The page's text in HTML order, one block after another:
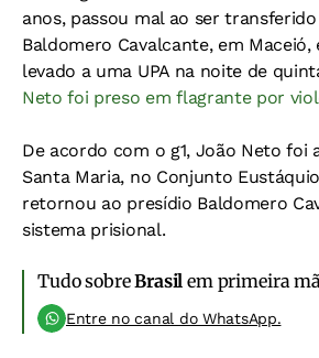
anos, passou mal ao ser
Baldomero Cavalcante, em Maceió,
levado a uma UPA na noite de
Neto foi preso em flagrante por
De acordo com o g1, João Neto foi
Santa Maria, no Conjunto
retornou ao presídio Baldomero
sistema prisional.
Tudo sobreBrasil em primeira
Entre no canal do WhatsApp.